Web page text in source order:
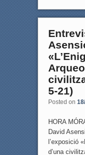
5-21)
Posted on
HORA
David
l’exposició
d’una